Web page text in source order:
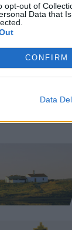
opt-out of
Data that
CONFIRM
Data